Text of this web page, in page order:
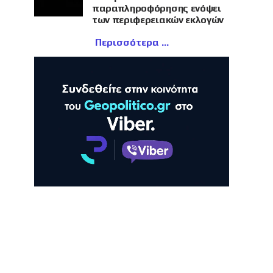
παραπληροφόρησης ενόψει
των περιφερειακών εκλογών
Περισσότερα